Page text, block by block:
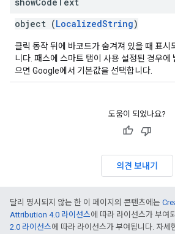
object (LocalizedString)
클릭 동작 뒤에 바코드가 숨겨져 있을 때 표시
니다. 패스에 스마트 탭이 사용 설정된 경우에
으면 Google에서 기본값을 선택합니다.
도움이 되었나요?
의견 보내기
달리 명시되지 않는 한 이 페이지의 콘텐츠에는
Attribution 4.0 라이선스에 따라 라이선스가 부여
2.0 라이선스에 따라 라이선스가 부여됩니다. 자세